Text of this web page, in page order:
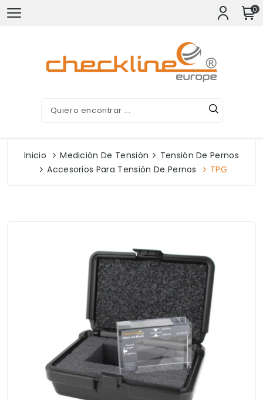
0
Inicio Medición De Tensión
Tensión De Pernos
Accesorios Para Tensión De Pernos
TPG